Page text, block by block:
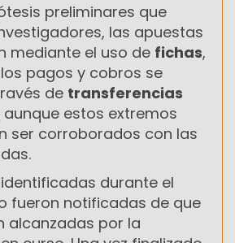
preliminares que
las apuestas
mediante el uso de fichas,
pagos y cobros se
de transferencias
aunque estos extremos
ser corroborados con las
durante el
fueron notificadas de que
alcanzadas por la